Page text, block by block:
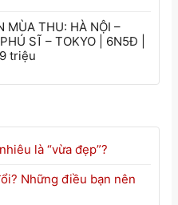
MÙA THU: HÀ NỘI –
SĨ – TOKYO | 6N5Đ |
triệu
là “vừa đẹp”?
Những điều bạn nên